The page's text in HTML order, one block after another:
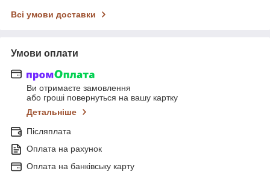
Всі умови доставки
Умови оплати
Ви отримаєте замовлення
або гроші повернуться на вашу картку
Детальніше
Післяплата
Оплата на рахунок
Оплата на банківську карту